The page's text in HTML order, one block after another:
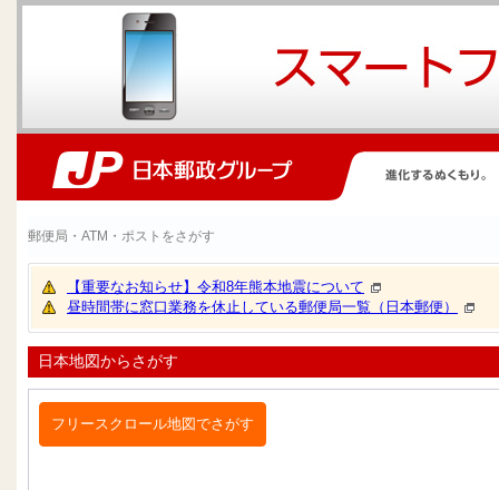
郵便局・ATM・ポストをさがす
【重要なお知らせ】令和8年熊本地震について
昼時間帯に窓口業務を休止している郵便局一覧（日本郵便）
日本地図からさがす
フリースクロール地図でさがす